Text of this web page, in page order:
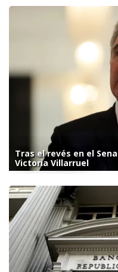
Tras el revés en el
Victoria Villarruel